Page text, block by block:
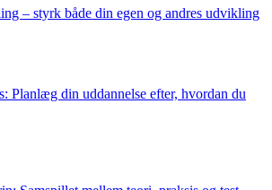
– styrk både din egen og andres udvikling
Planlæg din uddannelse efter, hvordan du